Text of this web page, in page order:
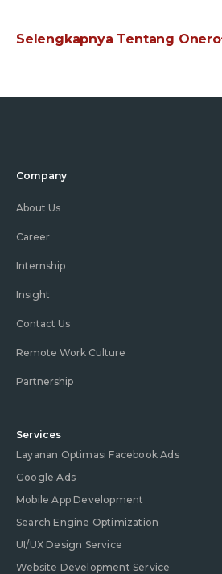
Selengkapnya Tentang Onero
Company
About Us
Career
Internship
Insight
Contact Us
Remote Work Culture
Partnership
Services
Layanan Optimasi Facebook Ads
Google Ads
Mobile App Development
Search Engine Optimization
UI/UX Design Service
Website Development Service